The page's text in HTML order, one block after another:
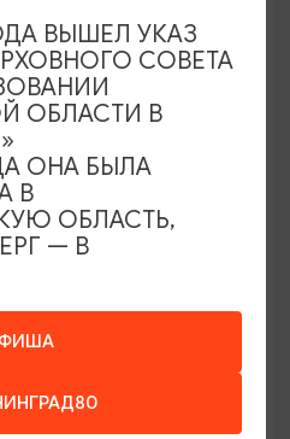
КУЛЬТУРЫ
в символах
ПН-ПТ в 12:00
КАРТА
ВЫШЕЛ УКАЗ
СОВЕТА
ОБЛАСТИ В
ОНА БЫЛА
В
ОБЛАСТЬ,
— В